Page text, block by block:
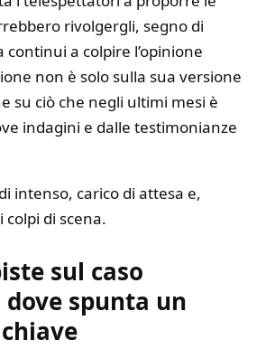
rivolgergli, segno di
a colpire l’opinione
non è solo sulla sua versione
su ciò che negli ultimi mesi è
indagini e dalle testimonianze
intenso, carico di attesa e,
di scena.
sul caso
dove spunta un